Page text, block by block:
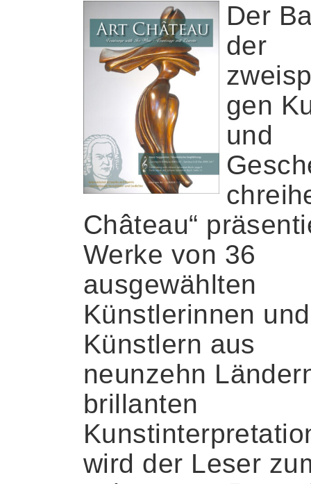
Der
der
gen
und
Château“
Werke von 36
ausgewählten
Künstlerinnen und
Künstlern aus
neunzehn
brillanten
wird der Leser